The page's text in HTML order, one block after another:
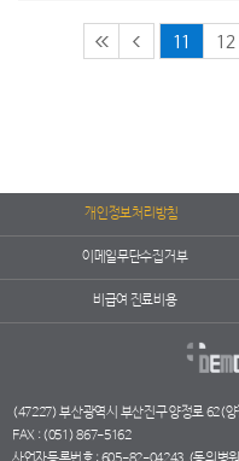
11 12
개인정보처리방침
이메일무단수집거부
비급여 진료비용
(47227) 부산광역시 부산진구 양정로 62(
FAX : (051) 867-5162